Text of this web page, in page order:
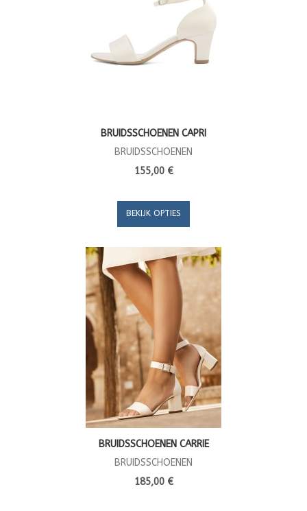
BRUIDSSCHOENEN CAPRI
BRUIDSSCHOENEN
155,00 €
BEKIJK OPTIES
BRUIDSSCHOENEN CARRIE
BRUIDSSCHOENEN
185,00 €